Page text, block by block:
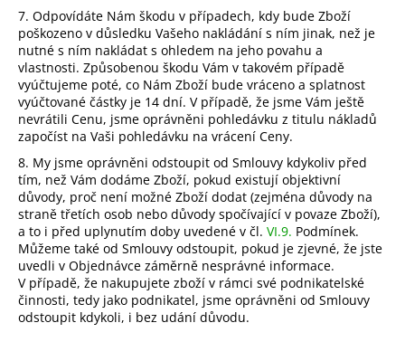
7. Odpovídáte Nám škodu v případech, kdy bude Zboží
poškozeno v důsledku Vašeho nakládání s ním jinak, než je
nutné s ním nakládat s ohledem na jeho povahu a
vlastnosti. Způsobenou škodu Vám v takovém případě
vyúčtujeme poté, co Nám Zboží bude vráceno a splatnost
vyúčtované částky je 14 dní. V případě, že jsme Vám ještě
nevrátili Cenu, jsme oprávněni pohledávku z titulu nákladů
započíst na Vaši pohledávku na vrácení Ceny.
8. My jsme oprávněni odstoupit od Smlouvy kdykoliv před
tím, než Vám dodáme Zboží, pokud existují objektivní
důvody, proč není možné Zboží dodat (zejména důvody na
straně třetích osob nebo důvody spočívající v povaze Zboží),
a to i před uplynutím doby uvedené v čl. VI.9. Podmínek.
Můžeme také od Smlouvy odstoupit, pokud je zjevné, že jste
uvedli v Objednávce záměrně nesprávné informace.
V případě, že nakupujete zboží v rámci své podnikatelské
činnosti, tedy jako podnikatel, jsme oprávněni od Smlouvy
odstoupit kdykoli, i bez udání důvodu.